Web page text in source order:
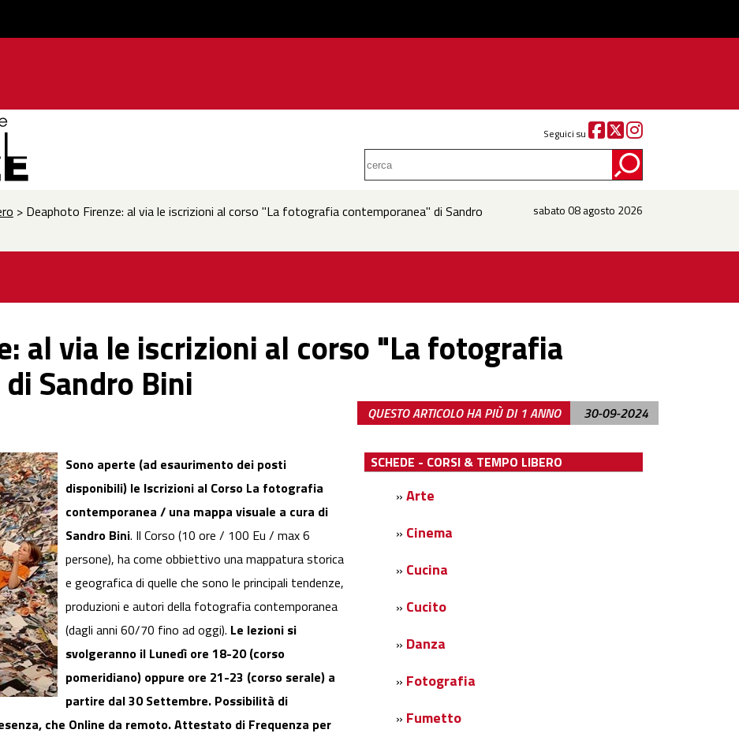
Seguici su
> Deaphoto Firenze: al via le iscrizioni al corso "La fotografia contemporanea" di Sandro
sabato 08 agosto 2026
al via le iscrizioni al corso "La fotografia
Sandro Bini
30-09-2024
QUESTO ARTICOLO HA PIÙ DI 1 ANNO
Sono aperte (ad esaurimento dei posti
disponibili) le Iscrizioni al Corso La fotografia
contemporanea / una mappa visuale a cura di
Sandro Bini. Il Corso (10 ore / 100 Eu / max 6
persone), ha come obbiettivo una mappatura storica
e geografica di quelle che sono le principali tendenze,
produzioni e autori della fotografia contemporanea
(dagli anni 60/70 fino ad oggi). Le lezioni si
svolgeranno il Lunedì ore 18-20 (corso
pomeridiano) oppure ore 21-23 (corso serale) a
partire dal 30 Settembre. Possibilità di
che Online da remoto. Attestato di Frequenza per
SCHEDE - CORSI & TEMPO LIBERO
» Arte
» Cinema
» Cucina
» Cucito
» Danza
» Fotografia
» Fumetto